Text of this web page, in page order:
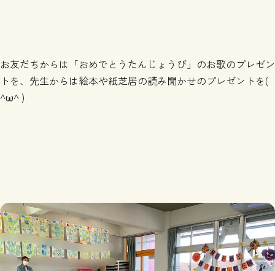
お友だちからは「おめでとうたんじょうび」のお歌のプレゼン
トを、先生からは絵本や紙芝居の読み聞かせのプレゼントを(
^ω^ )